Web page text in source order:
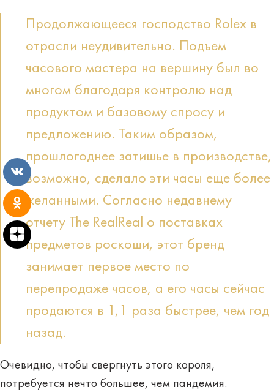
Продолжающееся господство Rolex в
отрасли неудивительно. Подъем
часового мастера на вершину был во
многом благодаря контролю над
продуктом и базовому спросу и
предложению. Таким образом,
прошлогоднее затишье в производстве,
возможно, сделало эти часы еще более
желанными. Согласно недавнему
отчету The RealReal о поставках
предметов роскоши, этот бренд
занимает первое место по
перепродаже часов, а его часы сейчас
продаются в 1,1 раза быстрее, чем год
назад.
Очевидно, чтобы свергнуть этого короля,
потребуется нечто большее, чем пандемия.